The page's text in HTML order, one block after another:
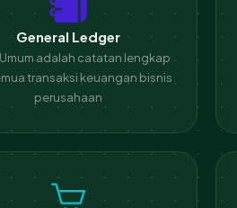
General Ledger
adalah catatan lengkap
transaksi keuangan bisnis
perusahaan